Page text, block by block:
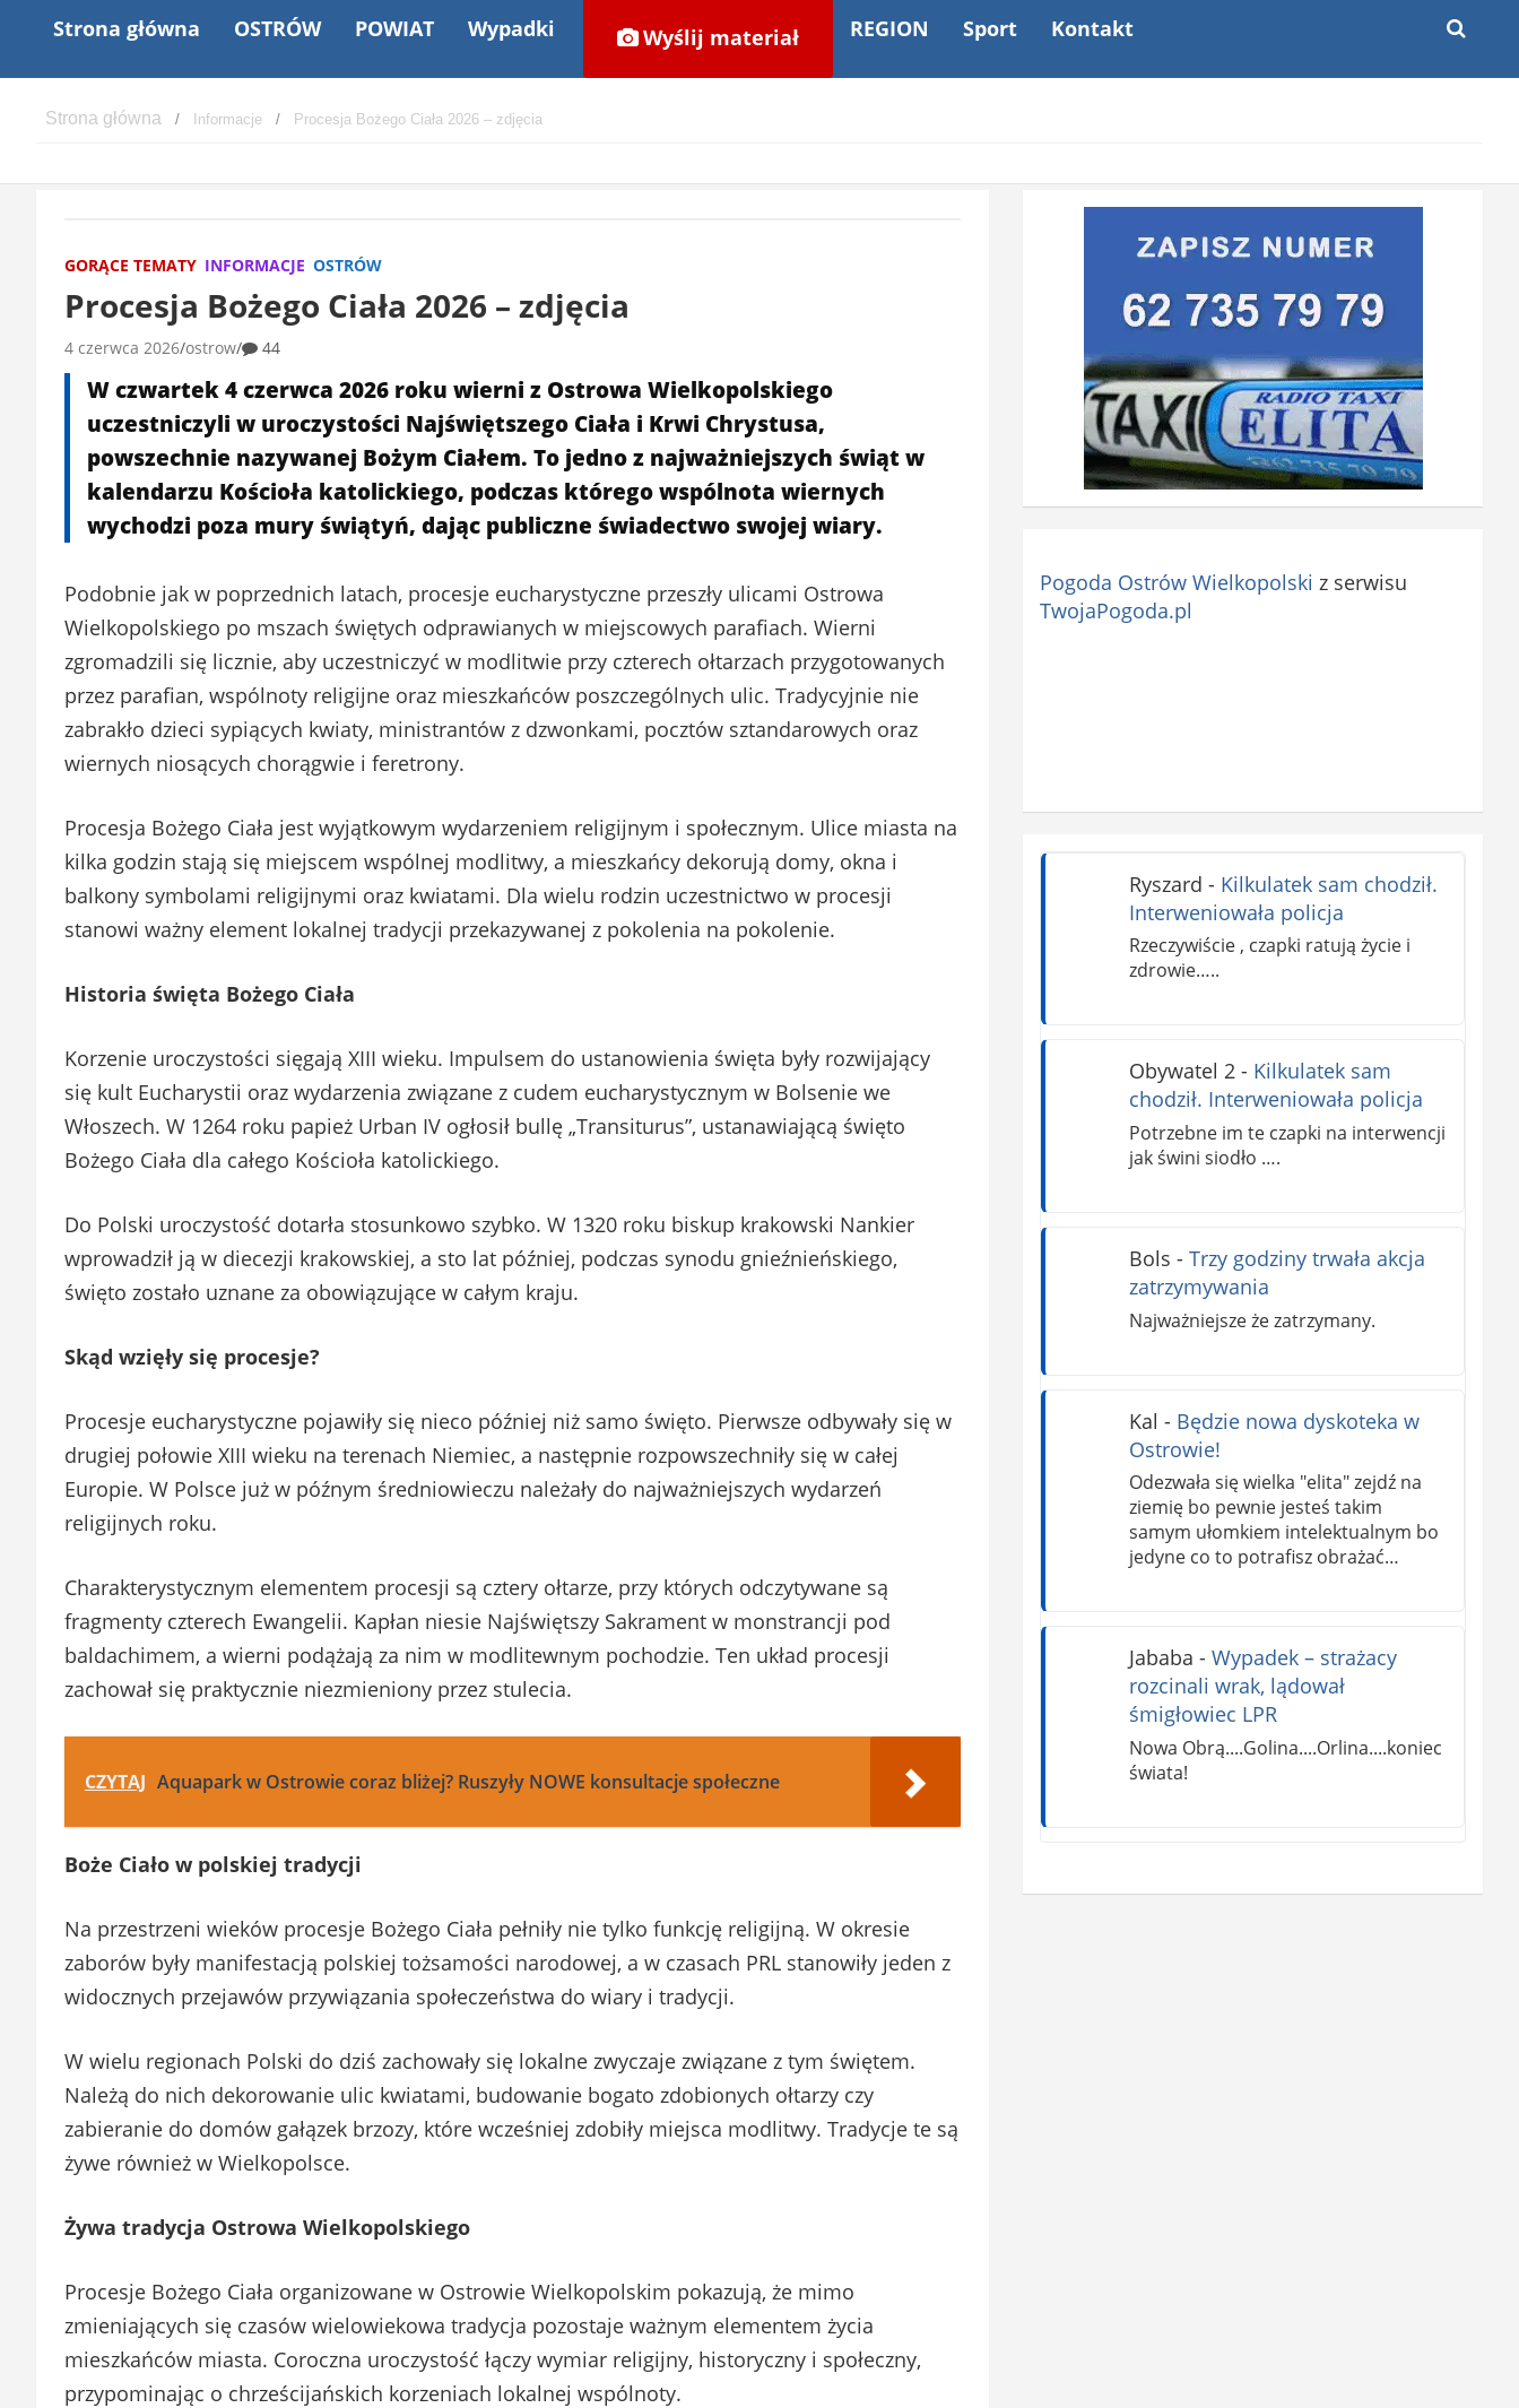
Strona główna OSTRÓW POWIAT Wypadki Wyślij materiał REGION Sport Kontakt
Informacje Procesja Bożego Ciała 2026 – zdjęcia
GORĄCE TEMATY INFORMACJE OSTRÓW
Procesja Bożego Ciała 2026 – zdjęcia
4 czerwca 2026 ostrow 44
W czwartek 4 czerwca 2026 roku wierni z Ostrowa Wielkopolskiego
uczestniczyli w uroczystości Najświętszego Ciała i Krwi Chrystusa,
powszechnie nazywanej Bożym Ciałem. To jedno z najważniejszych świąt w
kalendarzu Kościoła katolickiego, podczas którego wspólnota wiernych
wychodzi poza mury świątyń, dając publiczne świadectwo swojej wiary.
Podobnie jak w poprzednich latach, procesje eucharystyczne przeszły ulicami Ostrowa
Wielkopolskiego po mszach świętych odprawianych w miejscowych parafiach. Wierni
zgromadzili się licznie, aby uczestniczyć w modlitwie przy czterech ołtarzach przygotowanych
przez parafian, wspólnoty religijne oraz mieszkańców poszczególnych ulic. Tradycyjnie nie
zabrakło dzieci sypiących kwiaty, ministrantów z dzwonkami, pocztów sztandarowych oraz
wiernych niosących chorągwie i feretrony.
Procesja Bożego Ciała jest wyjątkowym wydarzeniem religijnym i społecznym. Ulice miasta na
kilka godzin stają się miejscem wspólnej modlitwy, a mieszkańcy dekorują domy, okna i
balkony symbolami religijnymi oraz kwiatami. Dla wielu rodzin uczestnictwo w procesji
stanowi ważny element lokalnej tradycji przekazywanej z pokolenia na pokolenie.
Historia święta Bożego Ciała
Korzenie uroczystości sięgają XIII wieku. Impulsem do ustanowienia święta były rozwijający
się kult Eucharystii oraz wydarzenia związane z cudem eucharystycznym w Bolsenie we
Włoszech. W 1264 roku papież Urban IV ogłosił bullę „Transiturus”, ustanawiającą święto
Bożego Ciała dla całego Kościoła katolickiego.
Do Polski uroczystość dotarła stosunkowo szybko. W 1320 roku biskup krakowski Nankier
wprowadził ją w diecezji krakowskiej, a sto lat później, podczas synodu gnieźnieńskiego,
święto zostało uznane za obowiązujące w całym kraju.
Skąd wzięły się procesje?
Procesje eucharystyczne pojawiły się nieco później niż samo święto. Pierwsze odbywały się w
drugiej połowie XIII wieku na terenach Niemiec, a następnie rozpowszechniły się w całej
Europie. W Polsce już w późnym średniowieczu należały do najważniejszych wydarzeń
religijnych roku.
Charakterystycznym elementem procesji są cztery ołtarze, przy których odczytywane są
fragmenty czterech Ewangelii. Kapłan niesie Najświętszy Sakrament w monstrancji pod
baldachimem, a wierni podążają za nim w modlitewnym pochodzie. Ten układ procesji
zachował się praktycznie niezmieniony przez stulecia.
CZYTAJ Aquapark w Ostrowie coraz bliżej? Ruszyły NOWE konsultacje społeczne
Boże Ciało w polskiej tradycji
Na przestrzeni wieków procesje Bożego Ciała pełniły nie tylko funkcję religijną. W okresie
zaborów były manifestacją polskiej tożsamości narodowej, a w czasach PRL stanowiły jeden z
widocznych przejawów przywiązania społeczeństwa do wiary i tradycji.
W wielu regionach Polski do dziś zachowały się lokalne zwyczaje związane z tym świętem.
Należą do nich dekorowanie ulic kwiatami, budowanie bogato zdobionych ołtarzy czy
zabieranie do domów gałązek brzozy, które wcześniej zdobiły miejsca modlitwy. Tradycje te są
żywe również w Wielkopolsce.
Żywa tradycja Ostrowa Wielkopolskiego
Procesje Bożego Ciała organizowane w Ostrowie Wielkopolskim pokazują, że mimo
zmieniających się czasów wielowiekowa tradycja pozostaje ważnym elementem życia
mieszkańców miasta. Coroczna uroczystość łączy wymiar religijny, historyczny i społeczny,
przypominając o chrześcijańskich korzeniach lokalnej wspólnoty.
Pogoda Ostrów Wielkopolski z serwisu
TwojaPogoda.pl
Ryszard - Kilkulatek sam chodził.
Interweniowała policja
Rzeczywiście , czapki ratują życie i
zdrowie…..
Obywatel 2- Kilkulatek sam
chodził. Interweniowała policja
Potrzebne im te czapki na interwencji
jak świni siodło ….
Bols - Trzy godziny trwała akcja
zatrzymywania
Najważniejsze że zatrzymany.
Kal - Będzie nowa dyskoteka w
Ostrowie!
Odezwała się wielka "elita" zejdź na
ziemię bo pewnie jesteś takim
samym ułomkiem intelektualnym bo
jedyne co to potrafisz obrażać…
Jababa - Wypadek – strażacy
rozcinali wrak, lądował
śmigłowiec LPR
Nowa Obrą....Golina....Orlina....koniec
świata!